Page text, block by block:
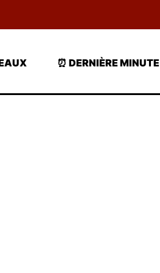
⏰ DERNIÈRE MINUTE